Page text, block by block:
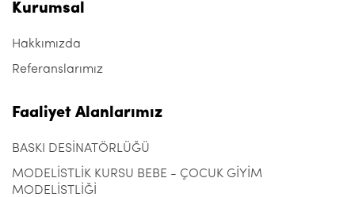
Kurumsal
Hakkımızda
Referanslarımız
Faaliyet Alanlarımız
BASKI DESİNATÖRLÜĞÜ
MODELİSTLİK KURSU BEBE - ÇOCUK GİYİM
MODELİSTLİĞİ